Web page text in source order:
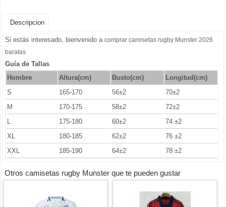
Descripcion
Si estás interesado, bienvenido a comprar camisetas rugby Munster 2026
baratas
Guía de Tallas
Hombre
Altura(cm) Busto(cm)
Longitud(cm)
S
165-170 56±2
70±2
M
170-175 58±2
72±2
L
175-180 60±2
74 ±2
XL
180-185 62±2
76 ±2
XXL
185-190 64±2 78 ±2
Otros camisetas rugby Munster que te pueden gustar